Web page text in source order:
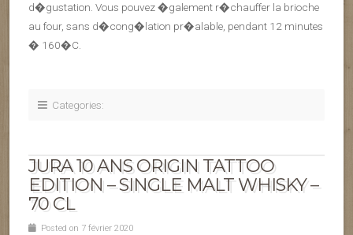
d�gustation. Vous pouvez �galement r�chauffer la brioche
au four, sans d�cong�lation pr�alable, pendant 12 minutes
� 160�C.
Categories:
JURA 10 ANS ORIGIN TATTOO
EDITION – SINGLE MALT WHISKY –
70 CL
Posted on 7 février 2020